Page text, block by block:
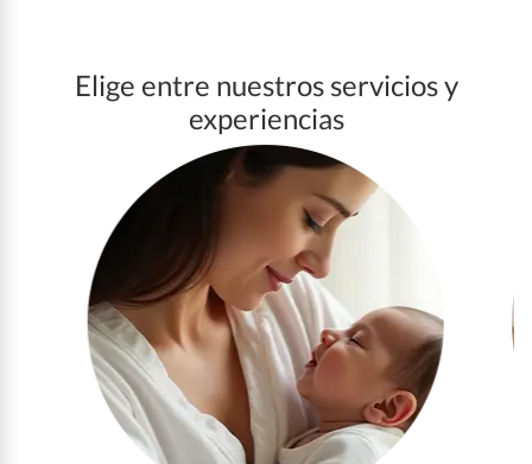
Elige entre nuestros servicios y
experiencias